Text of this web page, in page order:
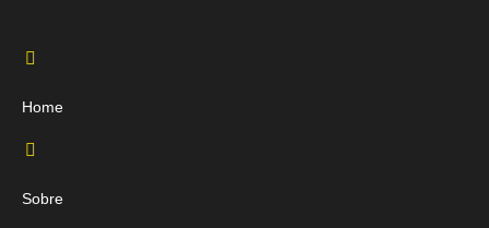
Home
Sobre